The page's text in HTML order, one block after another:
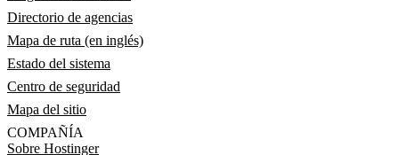
Directorio de agencias
Mapa de ruta (en inglés)
Estado del sistema
Centro de seguridad
Mapa del sitio
COMPAÑÍA
Sobre Hostinger